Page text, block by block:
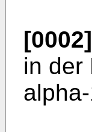
[0002]
in der